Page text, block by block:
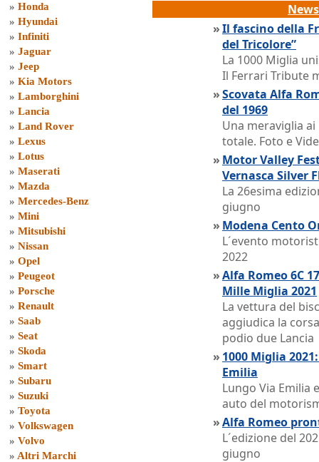
» Honda
» Hyundai
» Infiniti
» Jaguar
» Jeep
» Kia Motors
» Lamborghini
» Lancia
» Land Rover
» Lexus
» Lotus
» Maserati
» Mazda
» Mercedes-Benz
» Mini
» Mitsubishi
» Nissan
» Opel
» Peugeot
» Porsche
» Renault
» Saab
» Seat
» Skoda
» Smart
» Subaru
» Suzuki
» Toyota
» Volkswagen
» Volvo
» Altri Marchi
»Il fascino della
del Tricolore”
La 1000 Miglia
Il Ferrari Tribute
»Scovata Alfa
del 1969
Una meraviglia
totale. Foto e
» Motor Valley
Vernasca Silver
La 26esima
giugno
» Modena Cento
L´evento
2022
»Alfa Romeo 6C
Mille Miglia 2021
La vettura del
aggiudica la
podio due Lancia
» 1000 Miglia
Emilia
Lungo Via Emilia
auto del
»Alfa Romeo
L´edizione del
giugno